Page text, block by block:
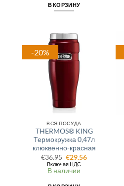
В КОРЗИНУ
-20%
ВСЯ ПОСУДА
THERMOS® KING
Термокружка 0,47л
клюквенно-красная
€36.95 Первоначальная
цена
составляла
€29.56Текущая
Включая НДС
В наличии